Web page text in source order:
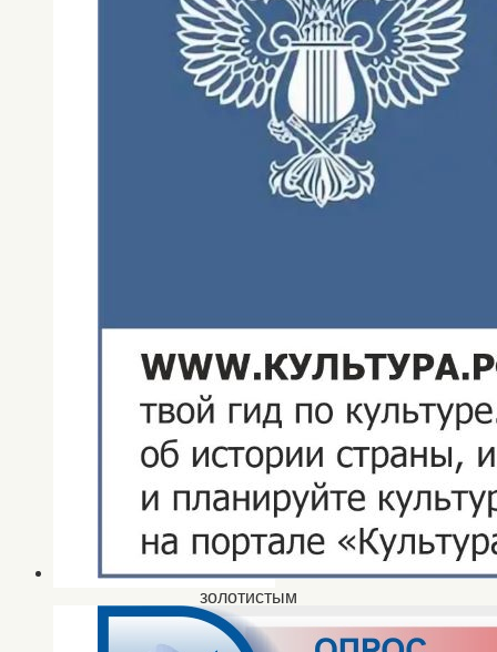
Яр
Широкая
масленица
капустиноярцев.
Односельчане
очень
рады
лучикам
весеннего
солнца,
золотистым
блинам